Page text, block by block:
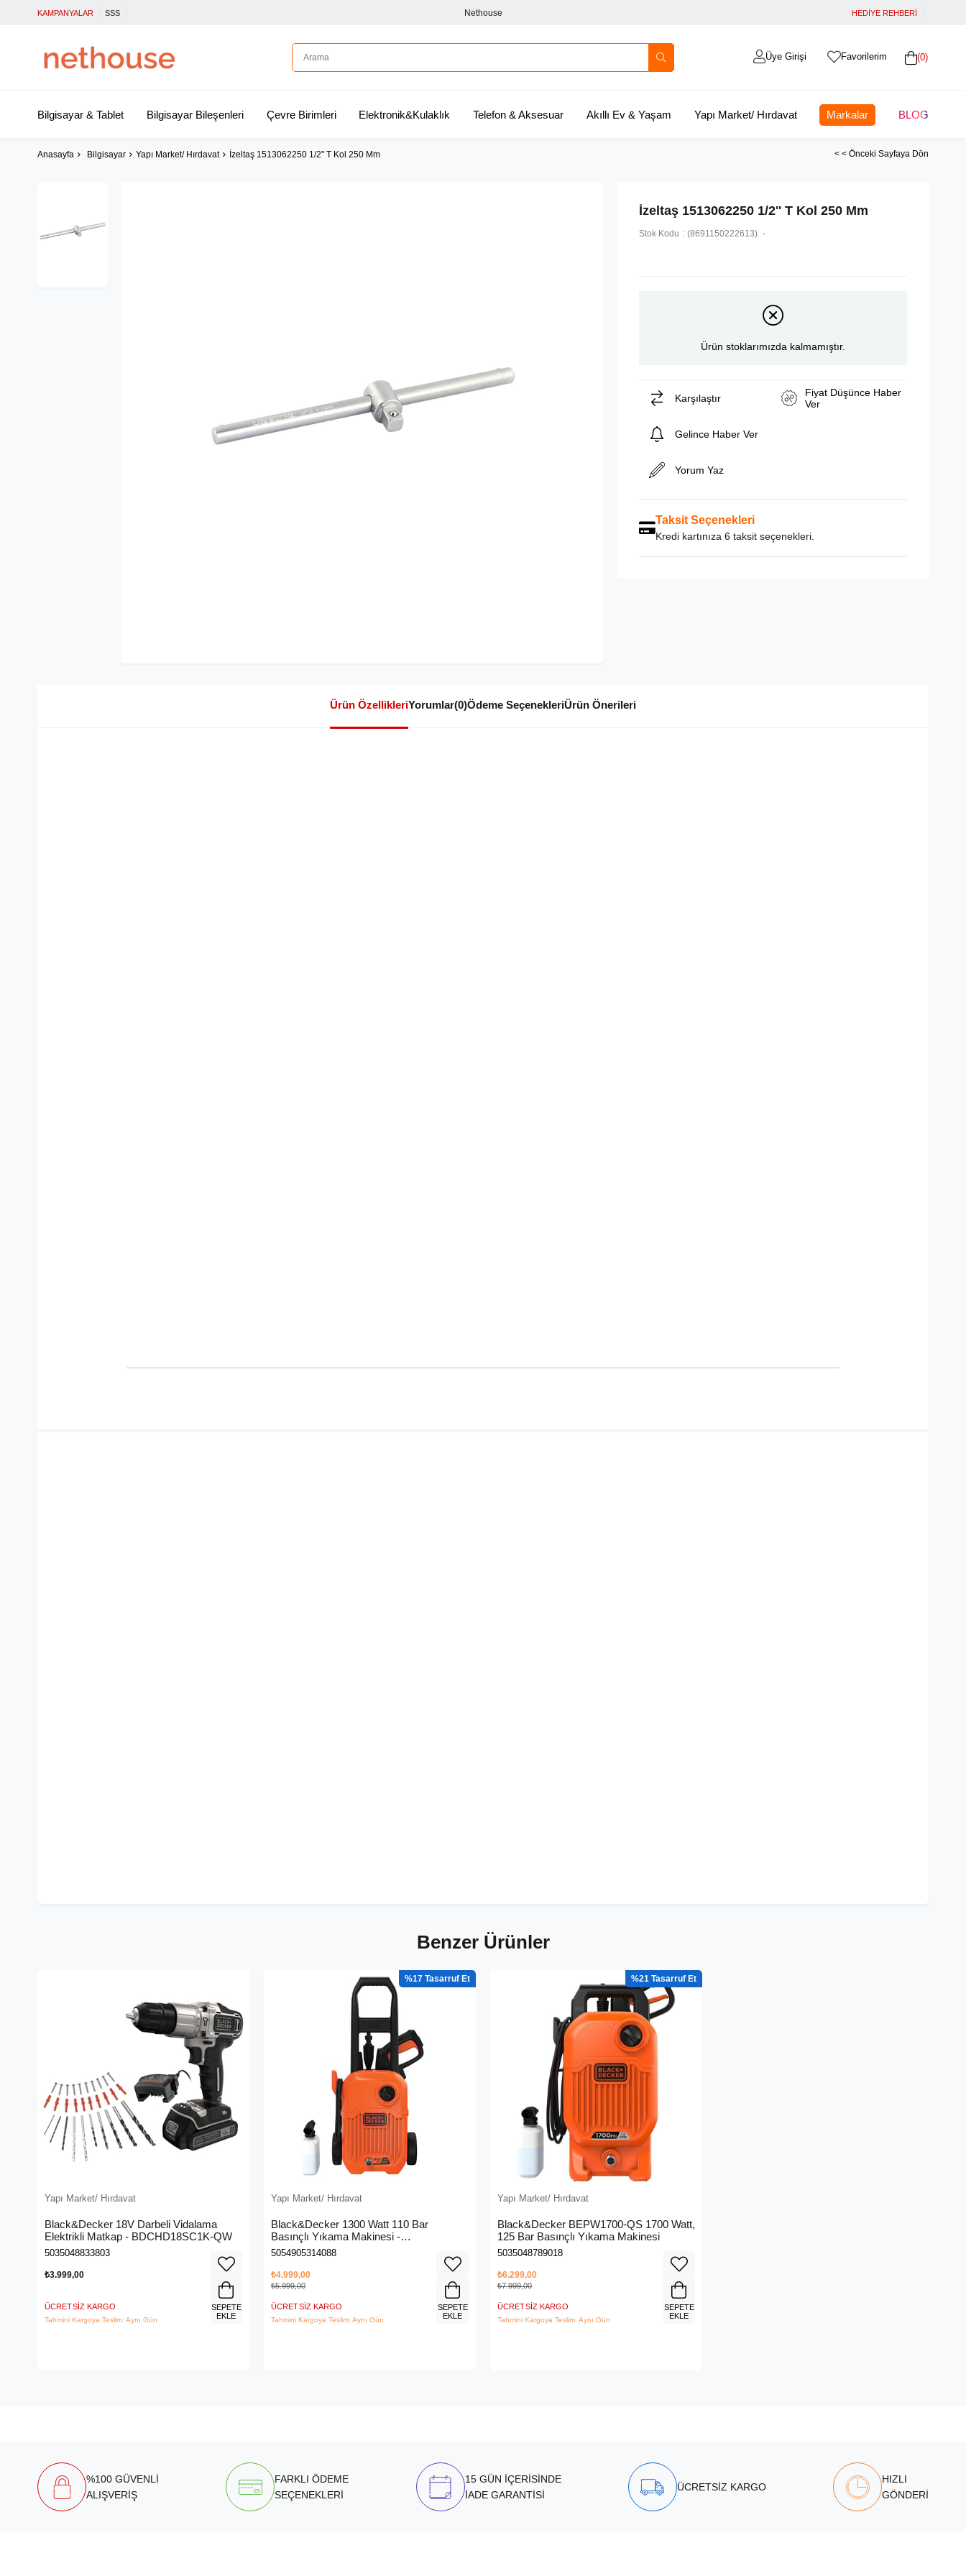
KAMPANYALAR SSS Nethouse HEDİYE REHBERİ
0
Favorilerim
Üye Girişi
Bilgisayar & Tablet Bilgisayar Bileşenleri Çevre Birimleri Elektronik&Kulaklık Telefon & Aksesuar Akıllı Ev & Yaşam Yapı Market/ Hırdavat Markalar BLOG
Anasayfa Bilgisayar Yapı Market/ Hırdavat İzeltaş 1513062250 1/2'' T Kol 250 Mm < < Önceki Sayfaya Dön
İzeltaş 1513062250 1/2'' T Kol 250 Mm
Stok Kodu (8691150222613)
Ürün stoklarımızda kalmamıştır.
Karşılaştır
Fiyat Düşünce Haber
Ver
Gelince Haber Ver
Yorum Yaz
Taksit Seçenekleri
Kredi kartınıza 6 taksit seçenekleri.
Ürün ÖzellikleriYorumlar(0)Ödeme SeçenekleriÜrün Önerileri
Benzer Ürünler
Yapı Market/ Hırdavat
Black&Decker 18V Darbeli Vidalama
Elektrikli Matkap - BDCHD18SC1K-QW
5035048833803
₺3.999,00
ÜCRETSIZ KARGO
Tahmini Kargoya Teslim: Aynı Gün
SEPETE
EKLE
Yapı Market/ Hırdavat
Black&Decker 1300 Watt 110 Bar
Basınçlı Yıkama Makinesi -
(BEPW1300L-QS)
5054905314088
₺4.999,00
₺5.999,00
ÜCRETSIZ KARGO
Tahmini Kargoya Teslim: Aynı Gün
%17
SEPETE
EKLE
Yapı Market/ Hırdavat
Black&Decker BEPW1700-QS 1700 Watt,
125 Bar Basınçlı Yıkama Makinesi
5035048789018
₺6.299,00
₺7.999,00
ÜCRETSIZ KARGO
Tahmini Kargoya Teslim: Aynı Gün
%21
SEPETE
EKLE
%100 GÜVENLİ
ALIŞVERİŞ
FARKLI ÖDEME
SEÇENEKLERİ
15 GÜN İÇERİSİNDE
İADE GARANTİSİ
ÜCRETSİZ KARGO
HIZLI
GÖNDERİ